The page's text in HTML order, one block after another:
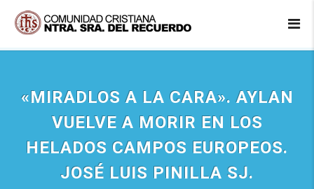
«MIRADLOS A LA CARA». AYLAN
VUELVE A MORIR EN LOS
HELADOS CAMPOS EUROPEOS.
JOSÉ LUIS PINILLA SJ.